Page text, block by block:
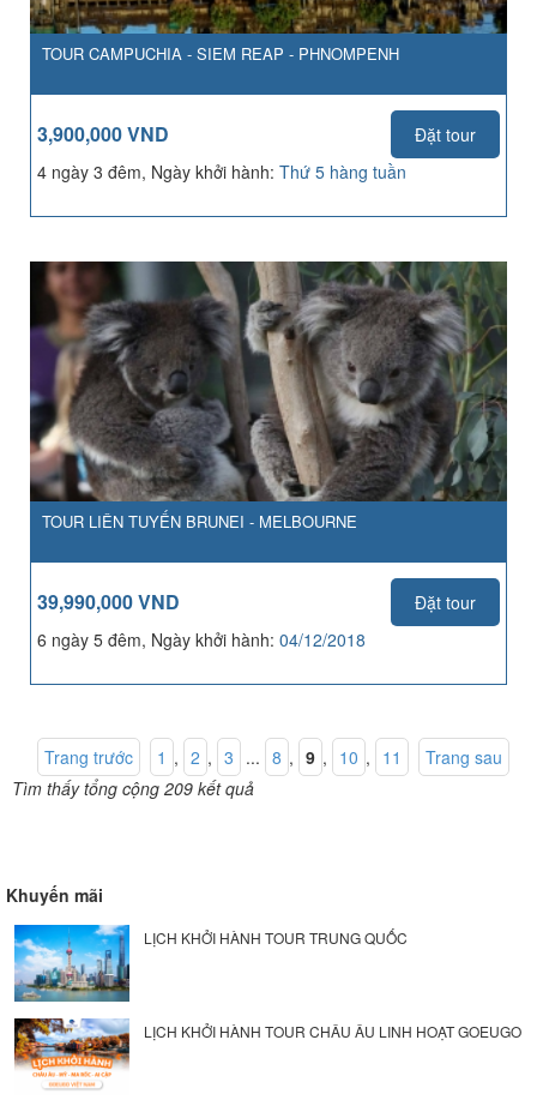
TOUR CAMPUCHIA - SIEM REAP - PHNOMPENH
3,900,000 VND
Đặt tour
4 ngày 3 đêm, Ngày khởi hành: Thứ 5 hàng tuần
TOUR LIÊN TUYẾN BRUNEI - MELBOURNE
39,990,000 VND
Đặt tour
6 ngày 5 đêm, Ngày khởi hành: 04/12/2018
Trang trước 1 , 2 , 3 ... 8 , 9 , 10 , 11
Trang sau
Tìm thấy tổng cộng 209 kết quả
Khuyến mãi
LỊCH KHỞI HÀNH TOUR TRUNG QUỐC
LỊCH KHỞI HÀNH TOUR CHÂU ÂU LINH HOẠT GOEUGO